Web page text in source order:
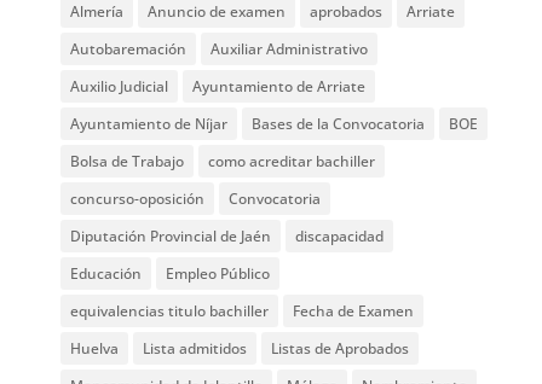
Almería
Anuncio de examen aprobados
Arriate
Autobaremación
Auxiliar Administrativo
Auxilio Judicial
Ayuntamiento de Arriate
Ayuntamiento de Níjar
Bases de la Convocatoria
BOE
Bolsa de Trabajo
como acreditar bachiller
concurso-oposición
Convocatoria
Diputación Provincial de Jaén
discapacidad
Educación
Empleo Público
equivalencias titulo bachiller
Fecha de Examen
Huelva
Lista admitidos
Listas de Aprobados